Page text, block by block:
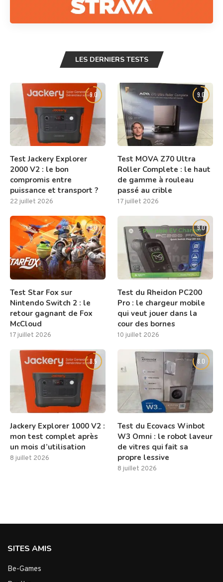
LES DERNIERS TESTS
9.0
Test Jackery Explorer
2000 V2 : le bon
compromis entre
puissance et transport ?
22 juillet 2026
9.0
Test MOVA Z70 Ultra
Roller Complete : le haut
de gamme à rouleau
passé au crible
17 juillet 2026
8.0
Test Star Fox sur
Nintendo Switch 2 : le
retour gagnant de Fox
McCloud
17 juillet 2026
9.0
Test du Rheidon PC200
Pro : le chargeur mobile
qui veut jouer dans la
cour des bornes
10 juillet 2026
8.5
Jackery Explorer 1000 V2 :
mon test complet après
un mois d’utilisation
8 juillet 2026
8.0
Test du Ecovacs Winbot
W3 Omni : le robot laveur
de vitres qui fait sa
propre lessive
8 juillet 2026
SITES AMIS
Be-Games